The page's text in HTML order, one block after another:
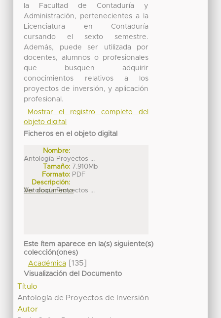
la Facultad de Contaduría y
Administración, pertenecientes a la
Licenciatura en Contaduría
cursando el sexto semestre.
Además, puede ser utilizada por
docentes, alumnos o profesionales
que busquen adquirir
conocimientos relativos a los
proyectos de inversión, y aplicación
profesional.
Mostrar el registro completo del
objeto digital
Ficheros en el objeto digital
Nombre:
Antología Proyectos ...
Tamaño: 7.910Mb
Formato: PDF
Descripción:
Antología Proyectos ...
Ver documento
Este ítem aparece en la(s) siguiente(s)
colección(ones)
Académica[135]
Visualización del Documento
Título
Antología de Proyectos de Inversión
Autor